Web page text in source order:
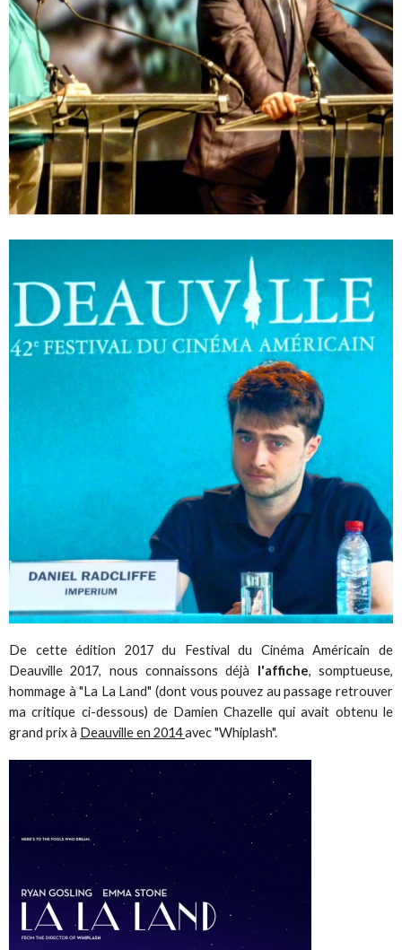
De cette édition 2017 du Festival du Cinéma Américain de
Deauville​ 2017, nous connaissons déjà l'affiche, somptueuse,
hommage à "La La Land" (dont vous pouvez au passage retrouver
ma critique ci-dessous) de Damien Chazelle qui avait obtenu le
grand prix à Deauville en 2014avec "Whiplash".